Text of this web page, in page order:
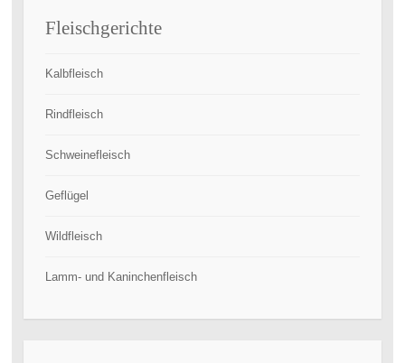
Fleischgerichte
Kalbfleisch
Rindfleisch
Schweinefleisch
Geflügel
Wildfleisch
Lamm- und Kaninchenfleisch